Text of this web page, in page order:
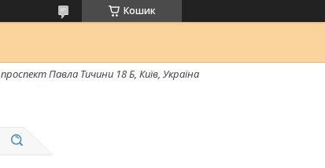
Кошик
проспект Павла Тичини 18 Б, Київ, Україна